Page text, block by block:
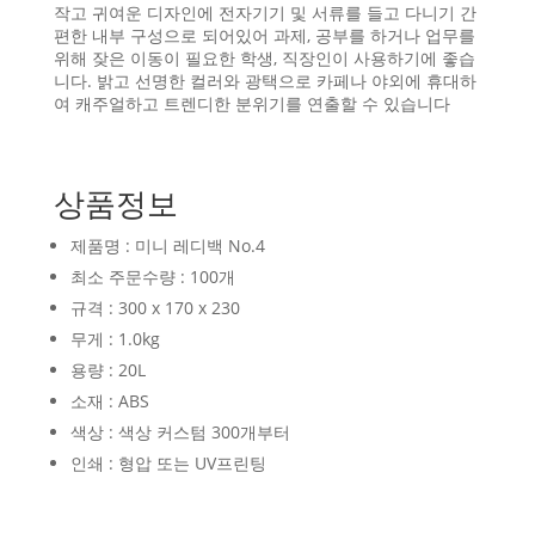
작고 귀여운 디자인에 전자기기 및 서류를 들고 다니기 간
편한 내부 구성으로 되어있어 과제, 공부를 하거나 업무를
위해 잦은 이동이 필요한 학생, 직장인이 사용하기에 좋습
니다. 밝고 선명한 컬러와 광택으로 카페나 야외에 휴대하
여 캐주얼하고 트렌디한 분위기를 연출할 수 있습니다
상품정보
제품명 : 미니 레디백 No.4
최소 주문수량 : 100개
규격 : 300 x 170 x 230
무게 : 1.0kg
용량 : 20L
소재 : ABS
색상 : 색상 커스텀 300개부터
인쇄 : 형압 또는 UV프린팅